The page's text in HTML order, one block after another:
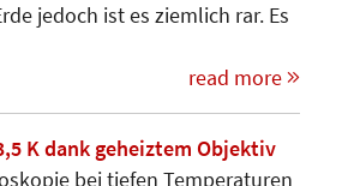
jedoch ist es ziemlich rar. Es
read more
K dank geheiztem Objektiv
bei tiefen Temperaturen